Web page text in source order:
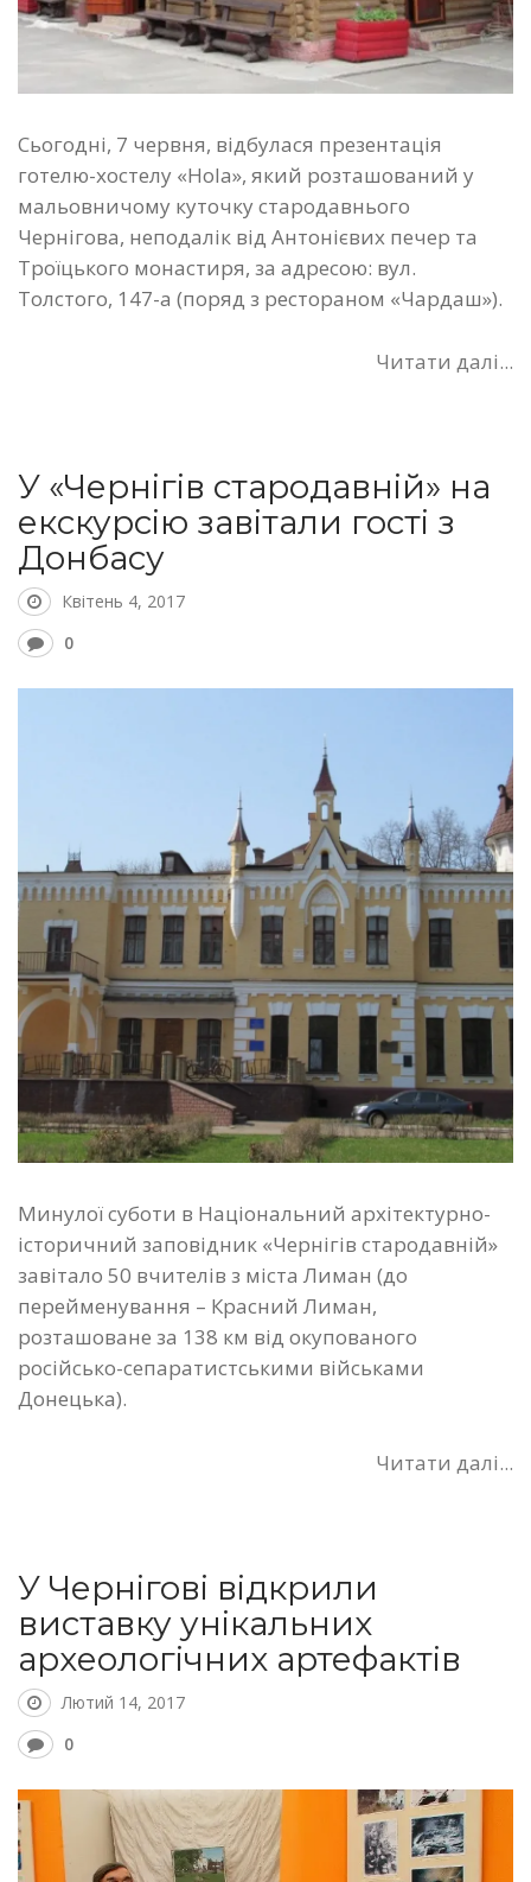
Сьогодні, 7 червня, відбулася презентація
готелю-хостелу «Hola», який розташований у
мальовничому куточку стародавнього
Чернігова, неподалік від Антонієвих печер та
Троїцького монастиря, за адресою: вул.
Толстого, 147-а (поряд з рестораном «Чардаш»).
Читати далі...
У «Чернігів стародавній» на
екскурсію завітали гості з
Донбасу
Квітень 4, 2017
0
Минулої суботи в Національний архітектурно-
історичний заповідник «Чернігів стародавній»
завітало 50 вчителів з міста Лиман (до
перейменування – Красний Лиман,
розташоване за 138 км від окупованого
російсько-сепаратистськими військами
Донецька).
Читати далі...
У Чернігові відкрили
виставку унікальних
археологічних артефактів
Лютий 14, 2017
0